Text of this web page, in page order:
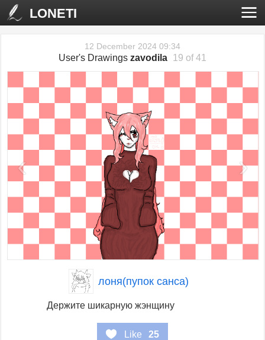
LONETI
12 December 2024 09:34
User's Drawings zavodila 19 of 41
‹ ›
лоня(пупок санса)
Держите шикарную жэнщину
Like 25